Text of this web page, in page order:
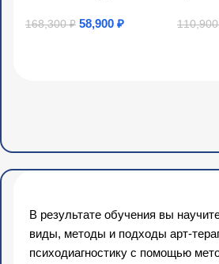
168,300₽ 58,900 ₽
В результате обучения вы
виды, методы и подходы арт-
психодиагностику с помощью